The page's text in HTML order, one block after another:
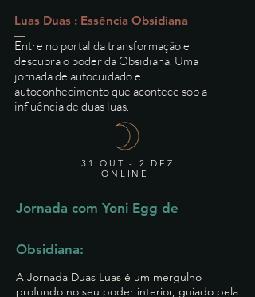
Luas Duas : Essência Obsidiana
Entre no portal da transformação e
descubra o poder da Obsidiana. Uma
jornada de autocuidado e
autoconhecimento que acontece sob a
influência de duas luas.
31 OUT - 2 DEZ
ONLINE
Jornada com Yoni Egg de
Obsidiana:
A Jornada Duas Luas é um mergulho
profundo no seu poder interior, guiado pela